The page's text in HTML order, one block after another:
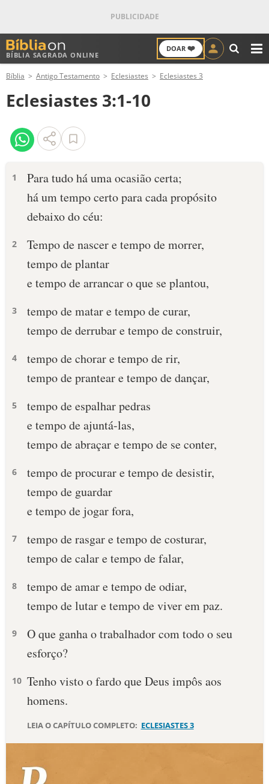
BÍBLIA SAGRADA ONLINE
DOAR ❤️
ANTIGO TESTAMENTO
NOVO TESTAMENTO
VERSÍCULOS
PALAVRA DO DIA
DEVOCIONAL DIÁRIO
10 MANDAMENTOS
ESTUDOS BÍBLICOS
ESBOÇOS DE PREGAÇÃO
TEMAS
PERGUNTE À BÍBLIA
TERMO BÍBLICO JOGOS
QUEM SOMOS
LOJA BÍBLIAON
Bíblia Antigo Testamento Eclesiastes Eclesiastes 3
Eclesiastes 3:1-10
1
Para tudo há uma ocasião certa;
há um tempo certo para cada propósito
debaixo do céu:
2
Tempo de nascer e tempo de morrer,
tempo de plantar
e tempo de arrancar o que se plantou,
3
tempo de matar e tempo de curar,
tempo de derrubar e tempo de construir,
4
tempo de chorar e tempo de rir,
tempo de prantear e tempo de dançar,
5
tempo de espalhar pedras
e tempo de ajuntá-las,
tempo de abraçar e tempo de se conter,
6
tempo de procurar e tempo de desistir,
tempo de guardar
e tempo de jogar fora,
7
tempo de rasgar e tempo de costurar,
tempo de calar e tempo de falar,
8
tempo de amar e tempo de odiar,
tempo de lutar e tempo de viver em paz.
9
O que ganha o trabalhador com todo o seu
esforço?
10 Tenho visto o fardo que Deus impôs aos
homens.
LEIA O CAPÍTULO COMPLETO: ECLESIASTES 3